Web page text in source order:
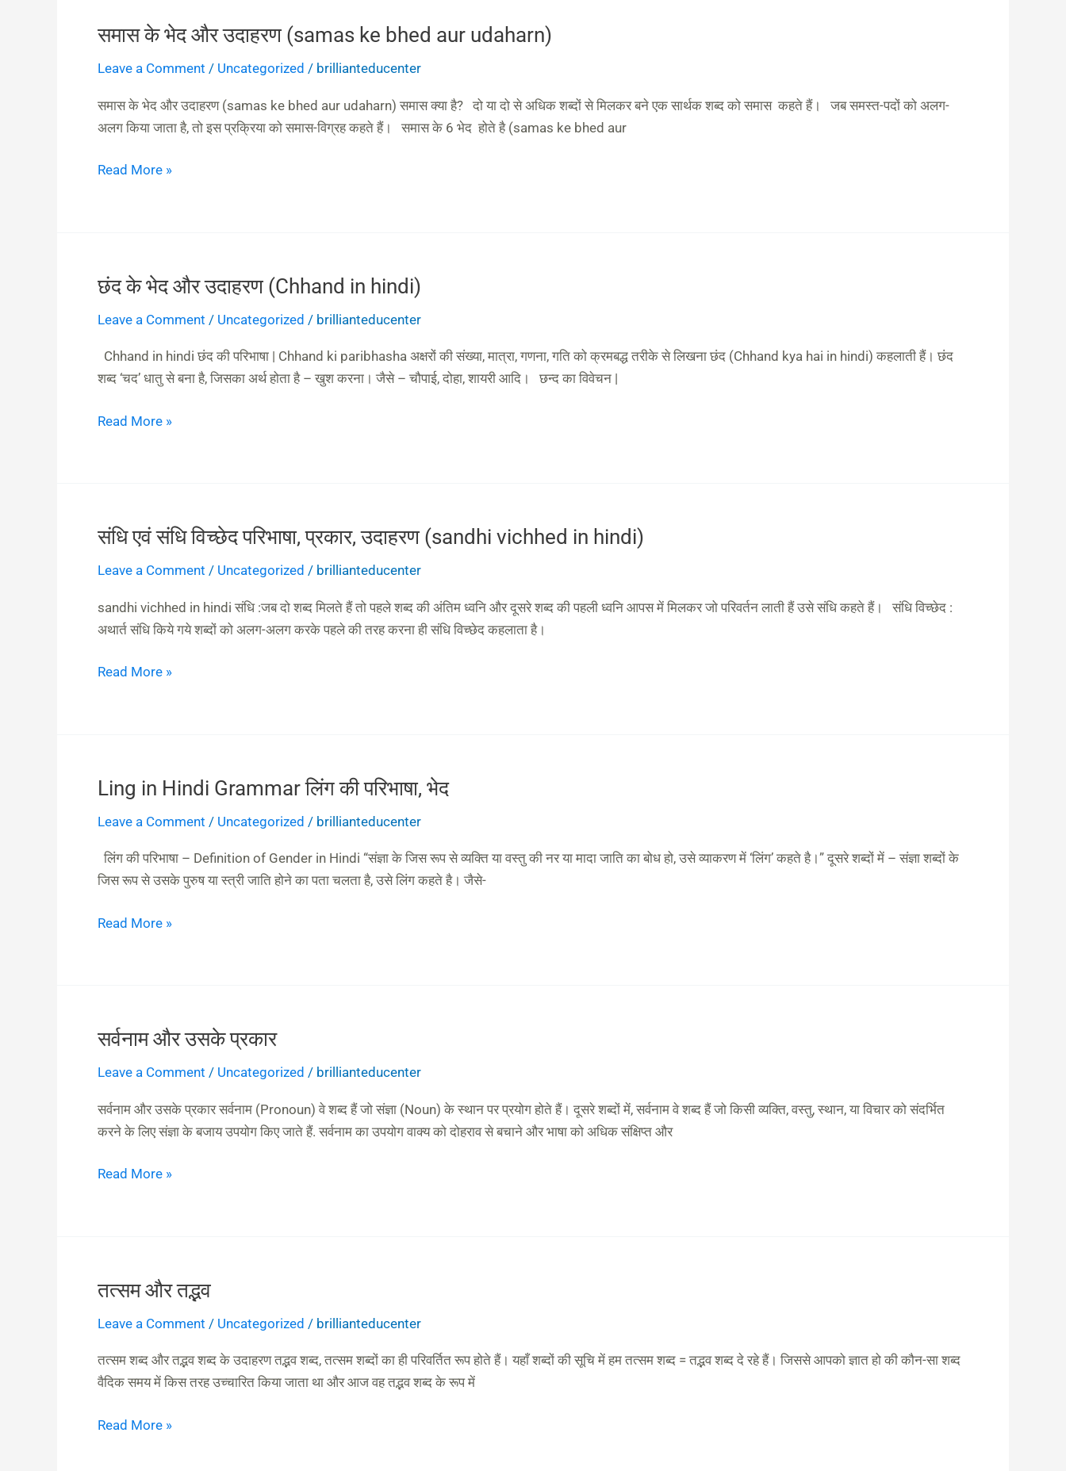
in
समास के भेद और उदाहरण (samas ke bhed aur udaharn)
Leave a Comment / Uncategorized / brillianteducenter
समास के भेद और उदाहरण (samas ke bhed aur udaharn) समास क्या है? दो या दो से अधिक शब्दों से मिलकर बने एक सार्थक शब्द को समास कहते हैं। जब समस्त-पदों को अलग-
अलग किया जाता है, तो इस प्रक्रिया को समास-विग्रह कहते हैं। समास के 6 भेद होते है (samas ke bhed aur
समास
भेद
और
उदाहरण
ke
Read More »
छंद के भेद और उदाहरण (Chhand in hindi)
Leave a Comment / Uncategorized / brillianteducenter
Chhand in hindi छंद की परिभाषा | Chhand ki paribhasha अक्षरों की संख्या, मात्रा, गणना, गति को क्रमबद्ध तरीके से लिखना छंद (Chhand kya hai in hindi) कहलाती हैं। छंद
शब्द ‘चद’ धातु से बना है, जिसका अर्थ होता है – खुश करना। जैसे – चौपाई, दोहा, शायरी आदि। छन्द का विवेचन |
छंद
भेद
और
उदाहरण
in
Read More »
संधि एवं संधि विच्छेद परिभाषा, प्रकार, उदाहरण (sandhi vichhed in hindi)
Leave a Comment / Uncategorized / brillianteducenter
sandhi vichhed in hindi संधि :जब दो शब्द मिलते हैं तो पहले शब्द की अंतिम ध्वनि और दूसरे शब्द की पहली ध्वनि आपस में मिलकर जो परिवर्तन लाती हैं उसे संधि कहते हैं। संधि विच्छेद :
अथार्त संधि किये गये शब्दों को अलग-अलग करके पहले की तरह करना ही संधि विच्छेद कहलाता है।
संधि
संधि
विच्छेद
परिभाषा,
उदाहरण
Read More »
Ling in Hindi Grammar लिंग की परिभाषा, भेद
Leave a Comment / Uncategorized / brillianteducenter
लिंग की परिभाषा – Definition of Gender in Hindi “संज्ञा के जिस रूप से व्यक्ति या वस्तु की नर या मादा जाति का बोध हो, उसे व्याकरण में ‘लिंग’ कहते है।” दूसरे शब्दों में – संज्ञा शब्दों के
जिस रूप से उसके पुरुष या स्त्री जाति होने का पता चलता है, उसे लिंग कहते है। जैसे-
Ling
Hindi
Grammar
लिंग
परिभाषा,
Read More »
सर्वनाम और उसके प्रकार
Leave a Comment / Uncategorized / brillianteducenter
सर्वनाम और उसके प्रकार सर्वनाम (Pronoun) वे शब्द हैं जो संज्ञा (Noun) के स्थान पर प्रयोग होते हैं। दूसरे शब्दों में, सर्वनाम वे शब्द हैं जो किसी व्यक्ति, वस्तु, स्थान, या विचार को संदर्भित
करने के लिए संज्ञा के बजाय उपयोग किए जाते हैं. सर्वनाम का उपयोग वाक्य को दोहराव से बचाने और भाषा को अधिक संक्षिप्त और
सर्वनाम
उसके
प्रकार
Read More »
तत्सम और तद्भव
Leave a Comment / Uncategorized / brillianteducenter
तत्सम शब्द और तद्भव शब्द के उदाहरण तद्भव शब्द, तत्सम शब्दों का ही परिवर्तित रूप होते हैं। यहाँ शब्दों की सूचि में हम तत्सम शब्द = तद्भव शब्द दे रहे हैं। जिससे आपको ज्ञात हो की कौन-सा शब्द
वैदिक समय में किस तरह उच्चारित किया जाता था और आज वह तद्भव शब्द के रूप में
तत्सम
तद्भव
Read More »